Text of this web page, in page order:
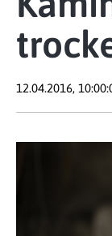
12.04.2016,